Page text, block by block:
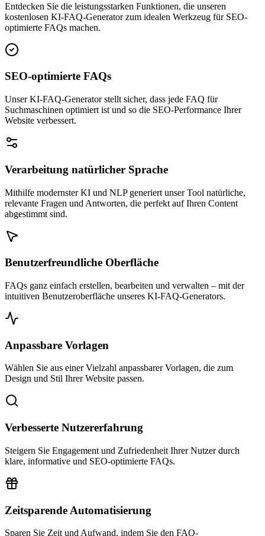
Entdecken Sie die leistungsstarken Funktionen, die unseren
kostenlosen KI-FAQ-Generator zum idealen Werkzeug für SEO-
optimierte FAQs machen.
SEO-optimierte FAQs
Unser KI-FAQ-Generator stellt sicher, dass jede FAQ für
Suchmaschinen optimiert ist und so die SEO-Performance Ihrer
Website verbessert.
Verarbeitung natürlicher Sprache
Mithilfe modernster KI und NLP generiert unser Tool natürliche,
relevante Fragen und Antworten, die perfekt auf Ihren Content
abgestimmt sind.
Benutzerfreundliche Oberfläche
FAQs ganz einfach erstellen, bearbeiten und verwalten – mit der
intuitiven Benutzeroberfläche unseres KI-FAQ-Generators.
Anpassbare Vorlagen
Wählen Sie aus einer Vielzahl anpassbarer Vorlagen, die zum
Design und Stil Ihrer Website passen.
Verbesserte Nutzererfahrung
Steigern Sie Engagement und Zufriedenheit Ihrer Nutzer durch
klare, informative und SEO-optimierte FAQs.
Zeitsparende Automatisierung
Sparen Sie Zeit und Aufwand, indem Sie den FAQ-